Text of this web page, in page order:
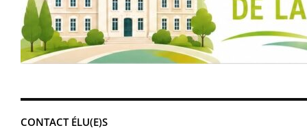
CONTACT ÉLU(E)S